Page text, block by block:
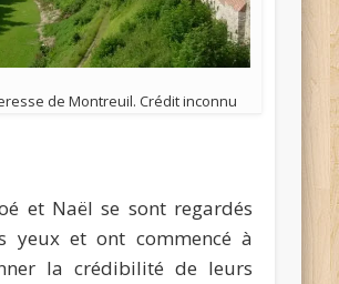
de Montreuil. Crédit inconnu
et Naël se sont regardés
yeux et ont commencé à
la crédibilité de leurs